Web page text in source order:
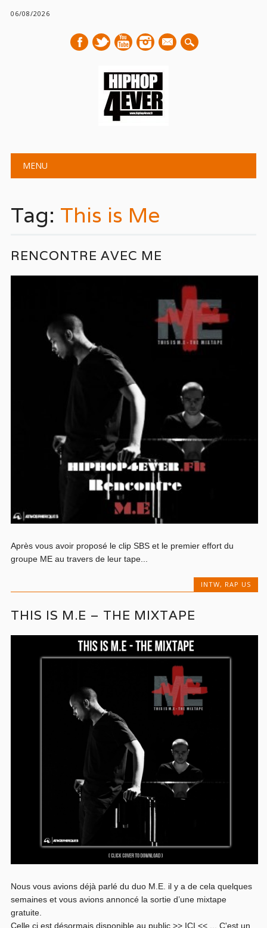
06/08/2026
mail
Main menu
MENU
Tag: This is Me
RENCONTRE AVEC ME
Après vous avoir proposé le clip SBS et le premier effort du
groupe ME au travers de leur tape...
INTW, RAP US
THIS IS M.E – THE MIXTAPE
Nous vous avions déjà parlé du duo M.E. il y a de cela quelques
semaines et vous avions annoncé la sortie d’une mixtape
gratuite.
Celle ci est désormais disponible au public >> ICI << ... C'est un